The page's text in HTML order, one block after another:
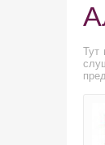
Тут